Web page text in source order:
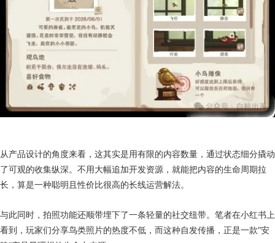
同一只鸟的不同行为状态——站立、理羽、进食、休眠，每一种都对应图
鉴里的一个独立相框条目。这意味着即使玩家已经“拥有”了这只鸟，它依
然能在不同的时刻、以不同的姿态，让你心甘情愿地再次举起相机。